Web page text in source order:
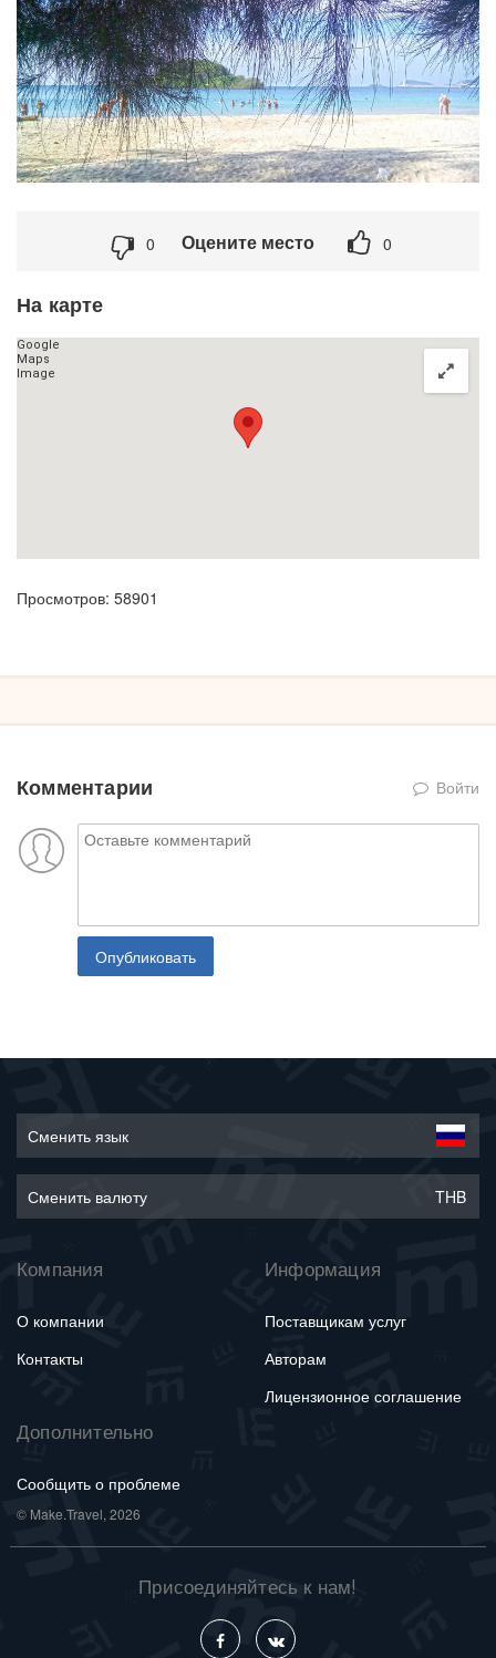
0 Оцените место 0
На карте
Просмотров: 58901
Комментарии Войти
Опубликовать
Сменить язык
Сменить валюту THB
Компания
О компании
Контакты
Информация
Поставщикам услуг
Авторам
Лицензионное соглашение
Дополнительно
Сообщить о проблеме
© Make.Travel, 2026
Присоединяйтесь к нам!